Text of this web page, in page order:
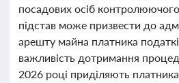
посадових осіб
підстав може призвести до
арешту майна платника
важливість дотримання
2026 році приділяють